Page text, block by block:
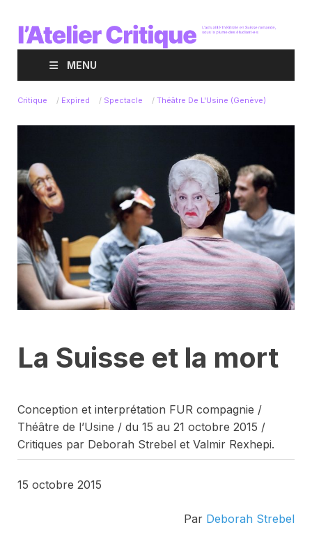
MENU
Critique / Expired / Spectacle / Théâtre De L'Usine (Genève)
La Suisse et la mort
Conception et interprétation FUR compagnie /
Théâtre de l’Usine / du 15 au 21 octobre 2015 /
Critiques par Deborah Strebel et Valmir Rexhepi.
15 octobre 2015
Par Deborah Strebel